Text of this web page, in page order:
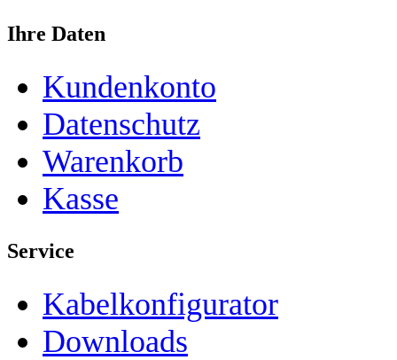
Ihre Daten
Kundenkonto
Datenschutz
Warenkorb
Kasse
Service
Kabelkonfigurator
Downloads